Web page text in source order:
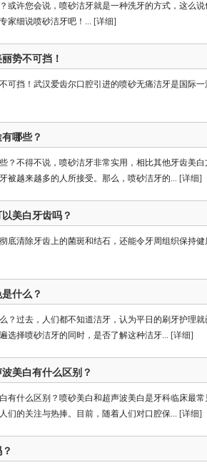
或许您会说，喷砂洁牙就是一种洗牙的方式，这么
家细说喷砂洁牙吧！... [详细]
势不可挡！
可挡！武汉爱齿尔口腔引进的喷砂无痛洁牙是国际
哪些？
？不得不说，喷砂洁牙非常实用，相比其他牙齿美
被越来越多的人所接受。那么，喷砂洁牙的... [详细]
美白牙齿吗？
底清除牙齿上的菌斑和结石，还能令牙周组织保持
什么？
？过去，人们都不知道洁牙，认为平日的刷牙护理
选择喷砂洁牙的同时，是否了解这种洁牙... [详细]
美白有什么区别？
有什么区别？喷砂美白和超声波美白是牙科临床最
们的关注与热捧。目前，随着人们对口腔保... [详细]